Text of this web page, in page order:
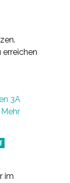
erreichen
3A
im